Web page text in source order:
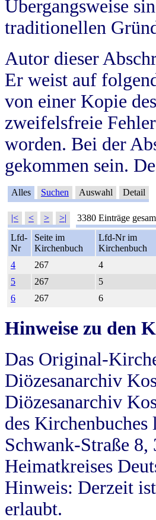
Übergangsweise
traditionellen
Autor dieser
Er weist auf
von einer Kopie
zweifelsfreie
worden. Bei der
gekommen sein.
Alles Suchen Auswahl Detail
|< < > >| 3380 Einträge
Lfd-
Nr
Seite im
Kirchenbuch
Lfd-Nr im
Kirchenbuch
4
267 4
5
267 5
6
267 6
Hinweise zu den
Das Original-
Diözesanarchiv
Diözesanarchiv
des
Schwank-Straße
Heimatkreises
Hinweis: Derzeit
erlaubt.